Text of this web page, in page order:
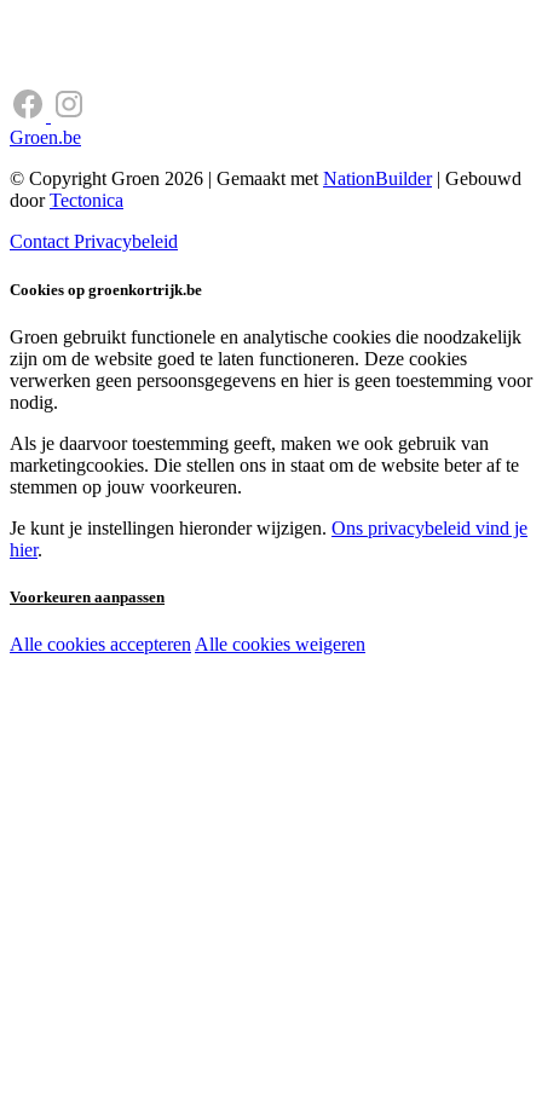
Groen.be
© Copyright Groen 2026 | Gemaakt metNationBuilder| Gebouwd
doorTectonica
ContactPrivacybeleid
Cookies op groenkortrijk.be
Groen gebruikt functionele en analytische cookies die noodzakelijk
zijn om de website goed te laten functioneren. Deze cookies
verwerken geen persoonsgegevens en hier is geen toestemming voor
nodig.
Als je daarvoor toestemming geeft, maken we ook gebruik van
marketingcookies. Die stellen ons in staat om de website beter af te
stemmen op jouw voorkeuren.
Je kunt je instellingen hieronder wijzigen. Ons privacybeleid vind je
hier.
Voorkeuren aanpassen
Noodzakelijke cookies:
Alle cookies accepteren Alle cookies weigeren